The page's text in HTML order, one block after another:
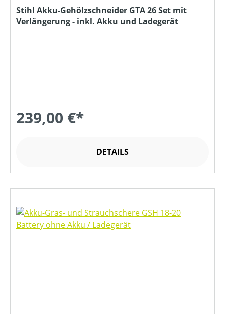
Stihl Akku-Gehölzschneider GTA 26 Set mit
Verlängerung - inkl. Akku und Ladegerät
239,00 €*
DETAILS